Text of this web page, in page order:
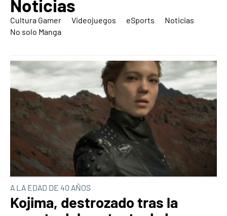
Noticias
Cultura Gamer Videojuegos eSports
Noticias
No solo Manga
A LA EDAD DE 40 AÑOS
Kojima, destrozado tras la